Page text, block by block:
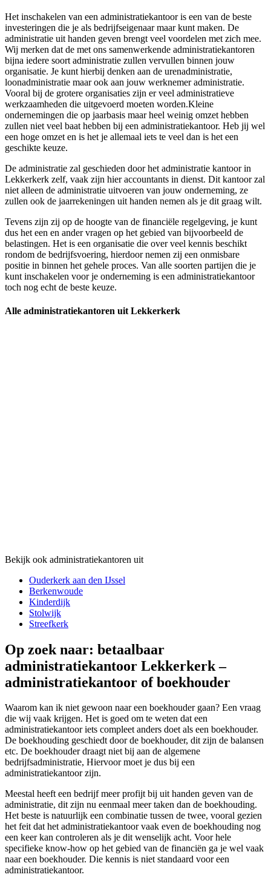
Het inschakelen van een administratiekantoor is een van de beste
investeringen die je als bedrijfseigenaar maar kunt maken. De
administratie uit handen geven brengt veel voordelen met zich mee.
Wij merken dat de met ons samenwerkende administratiekantoren
bijna iedere soort administratie zullen vervullen binnen jouw
organisatie. Je kunt hierbij denken aan de urenadministratie,
loonadministratie maar ook aan jouw werknemer administratie.
Vooral bij de grotere organisaties zijn er veel administratieve
werkzaamheden die uitgevoerd moeten worden.Kleine
ondernemingen die op jaarbasis maar heel weinig omzet hebben
zullen niet veel baat hebben bij een administratiekantoor. Heb jij wel
een hoge omzet en is het je allemaal iets te veel dan is het een
geschikte keuze.
De administratie zal geschieden door het administratie kantoor in
Lekkerkerk zelf, vaak zijn hier accountants in dienst. Dit kantoor zal
niet alleen de administratie uitvoeren van jouw onderneming, ze
zullen ook de jaarrekeningen uit handen nemen als je dit graag wilt.
Tevens zijn zij op de hoogte van de financiële regelgeving, je kunt
dus het een en ander vragen op het gebied van bijvoorbeeld de
belastingen. Het is een organisatie die over veel kennis beschikt
rondom de bedrijfsvoering, hierdoor nemen zij een onmisbare
positie in binnen het gehele proces. Van alle soorten partijen die je
kunt inschakelen voor je onderneming is een administratiekantoor
toch nog echt de beste keuze.
Alle administratiekantoren uit Lekkerkerk
Bekijk ook administratiekantoren uit
Ouderkerk aan den IJssel
Berkenwoude
Kinderdijk
Stolwijk
Streefkerk
Op zoek naar: betaalbaar
administratiekantoor Lekkerkerk –
administratiekantoor of boekhouder
Waarom kan ik niet gewoon naar een boekhouder gaan? Een vraag
die wij vaak krijgen. Het is goed om te weten dat een
administratiekantoor iets compleet anders doet als een boekhouder.
De boekhouding geschiedt door de boekhouder, dit zijn de balansen
etc. De boekhouder draagt niet bij aan de algemene
bedrijfsadministratie, Hiervoor moet je dus bij een
administratiekantoor zijn.
Meestal heeft een bedrijf meer profijt bij uit handen geven van de
administratie, dit zijn nu eenmaal meer taken dan de boekhouding.
Het beste is natuurlijk een combinatie tussen de twee, vooral gezien
het feit dat het administratiekantoor vaak even de boekhouding nog
een keer kan controleren als je dit wenselijk acht. Voor hele
specifieke know-how op het gebied van de financiën ga je wel vaak
naar een boekhouder. Die kennis is niet standaard voor een
administratiekantoor.